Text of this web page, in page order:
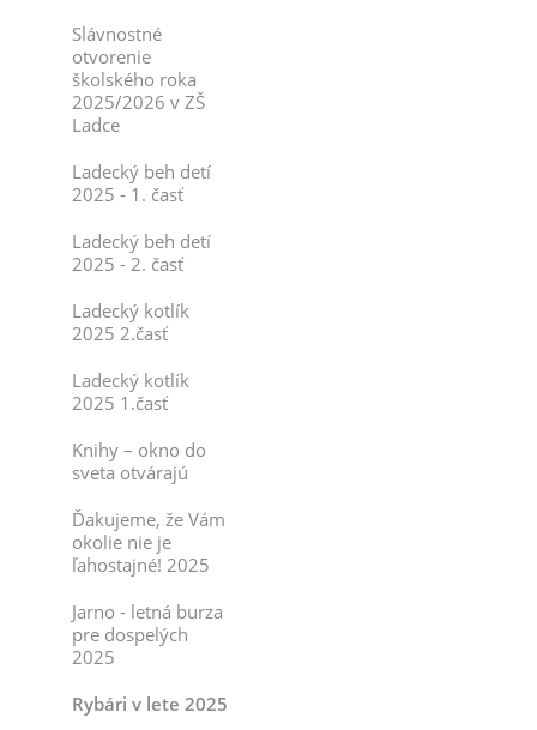
Slávnostné
otvorenie
školského roka
2025/2026 v ZŠ
Ladce
Ladecký beh detí
2025 - 1. časť
Ladecký beh detí
2025 - 2. časť
Ladecký kotlík
2025 2.časť
Ladecký kotlík
2025 1.časť
Knihy – okno do
sveta otvárajú
Ďakujeme, že Vám
okolie nie je
ľahostajné! 2025
Jarno - letná burza
pre dospelých
2025
Rybári v lete 2025